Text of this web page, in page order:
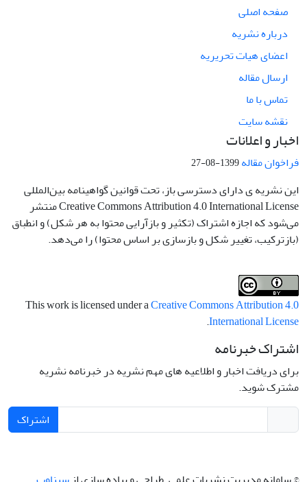
صفحه اصلی
درباره نشریه
اعضای هیات تحریریه
ارسال مقاله
تماس با ما
نقشه سایت
اخبار و اعلانات
فراخوان مقاله1399-08-27
این نشریه ی دارای دسترسی باز، تحت قوانین گواهینامه بین‌المللی
Creative Commons Attribution 4.0 International License منتشر
می‌شود که اجازه اشتراک (تکثیر و بازآرایی محتوا به هر شکل) و انطباق
(بازترکیب، تغییر شکل و بازسازی بر اساس محتوا) را می‌دهد.
This work is licensed under aCreative Commons Attribution 4.0
International License
.
اشتراک خبرنامه
برای دریافت اخبار و اطلاعیه های مهم نشریه در خبرنامه نشریه
مشترک شوید.
اشتراک